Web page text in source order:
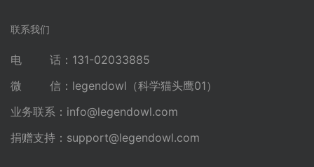
联系我们
电 话：131-02033885
微 信：legendowl（科学猫头鹰01）
业务联系： info@legendowl.com
捐赠支持： support@legendowl.com